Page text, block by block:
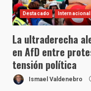
Destacado Internacional
La ultraderecha
en AfD entre
tensión política
Ismael Valdenebro